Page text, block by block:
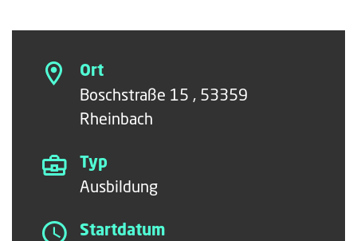
Ort
Boschstraße 15 , 53359
Rheinbach
Typ
Ausbildung
Startdatum